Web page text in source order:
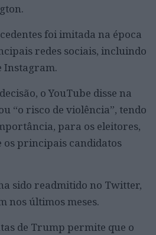
foi imitada na época
redes sociais, incluindo
Instagram.
o YouTube disse na
“o risco de violência”, tendo
para os eleitores,
os principais candidatos
sido readmitido no Twitter,
nos últimos meses.
de Trump permite que o